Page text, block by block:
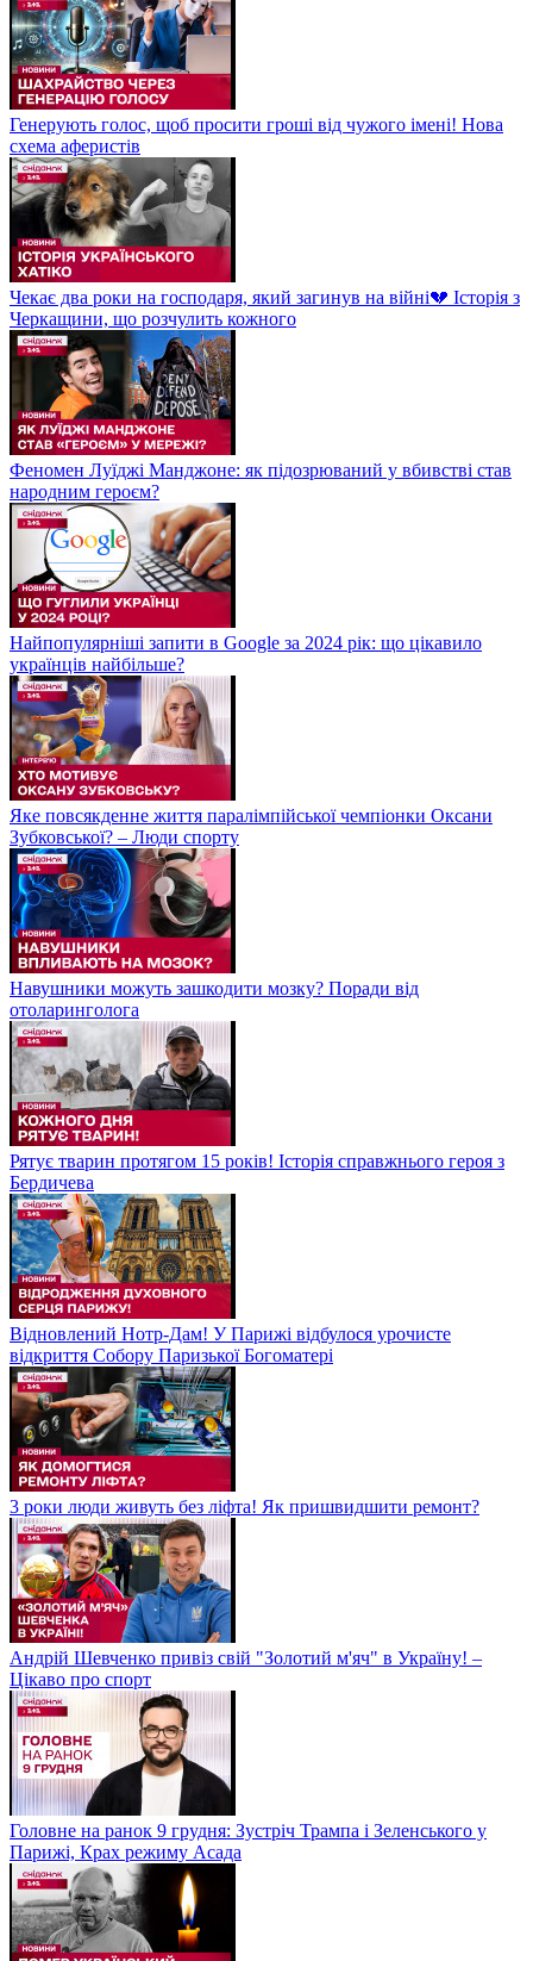
Генерують голос, щоб просити гроші від чужого імені! Нова
схема аферистів
Чекає два роки на господаря, який загинув на війні💔 Історія з
Черкащини, що розчулить кожного
Феномен Луїджі Манджоне: як підозрюваний у вбивстві став
народним героєм?
Найпопулярніші запити в Google за 2024 рік: що цікавило
українців найбільше?
Яке повсякденне життя паралімпійської чемпіонки Оксани
Зубковської? – Люди спорту
Навушники можуть зашкодити мозку? Поради від
отоларинголога
Рятує тварин протягом 15 років! Історія справжнього героя з
Бердичева
Відновлений Нотр-Дам! У Парижі відбулося урочисте
відкриття Собору Паризької Богоматері
3 роки люди живуть без ліфта! Як пришвидшити ремонт?
Андрій Шевченко привіз свій "Золотий м'яч" в Україну! –
Цікаво про спорт
Головне на ранок 9 грудня: Зустріч Трампа і Зеленського у
Парижі, Крах режиму Асада